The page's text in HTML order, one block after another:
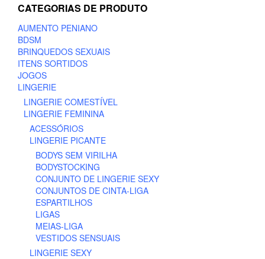
may
be
chosen
on
the
product
CATEGORIAS DE PRODUTO
AUMENTO PENIANO
BDSM
BRINQUEDOS SEXUAIS
ITENS SORTIDOS
JOGOS
LINGERIE
LINGERIE COMESTÍVEL
LINGERIE FEMININA
ACESSÓRIOS
LINGERIE PICANTE
BODYS SEM VIRILHA
BODYSTOCKING
CONJUNTO DE LINGERIE SEXY
CONJUNTOS DE CINTA-LIGA
ESPARTILHOS
LIGAS
MEIAS-LIGA
VESTIDOS SENSUAIS
LINGERIE SEXY